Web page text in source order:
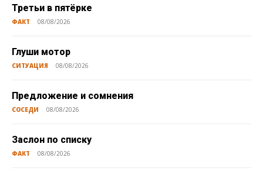
Третьи в пятёрке
ФАКТ 08/08/2026
Глуши мотор
СИТУАЦИЯ 08/08/2026
Предложение и сомнения
СОСЕДИ 08/08/2026
Заслон по списку
ФАКТ 08/08/2026